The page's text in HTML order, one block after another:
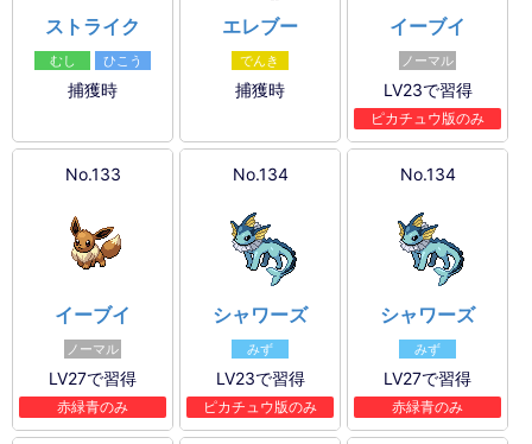
ストライク
むし ひこう
捕獲時
エレブー
でんき
捕獲時
イーブイ
ノーマル
LV23で習得
ピカチュウ版のみ
No.133
イーブイ
ノーマル
LV27で習得
赤緑青のみ
No.134
シャワーズ
みず
LV23で習得
ピカチュウ版のみ
No.134
シャワーズ
みず
LV27で習得
赤緑青のみ